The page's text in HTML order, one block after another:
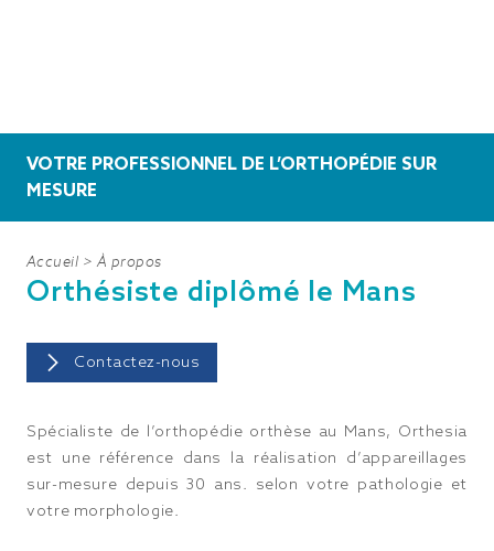
VOTRE PROFESSIONNEL DE L’ORTHOPÉDIE SUR
MESURE
Accueil >À propos
Orthésiste diplômé le Mans
Contactez-nous
Spécialiste de l’orthopédie orthèse au Mans, Orthesia
est une référence dans la réalisation d’appareillages
sur-mesure depuis 30 ans. selon votre pathologie et
votre morphologie.